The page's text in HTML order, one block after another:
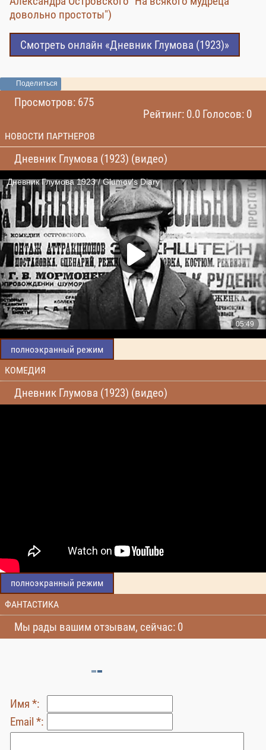
довольно простоты")
Смотреть онлайн «Дневник Глумова (1923)»
Поделиться
Просмотров: 675
Рейтинг: 0.0 Голосов: 0
НОВОСТИ ПАРТНЕРОВ
Дневник Глумова (1923) (видео)
полноэкранный режим
КОМЕДИЯ
Дневник Глумова (1923) (видео)
полноэкранный режим
ФАНТАСТИКА
Мы рады вашим отзывам, сейчас: 0
Имя *:
Email *: